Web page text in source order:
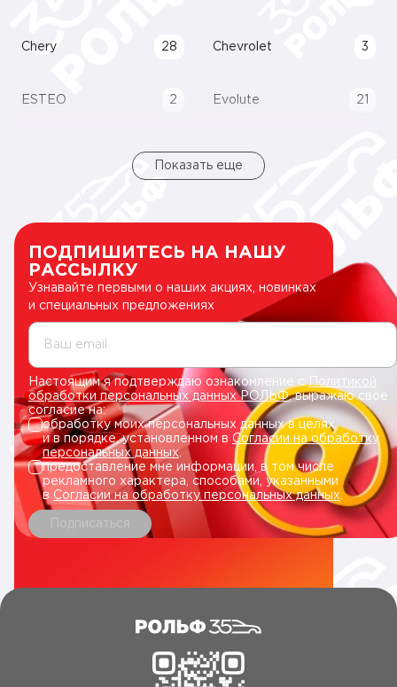
Chery 28 Chevrolet 3
ESTEO 2 Evolute 21
Показать еще
ПОДПИШИТЕСЬ НА НАШУ
РАССЫЛКУ
Узнавайте первыми о наших акциях, новинках
и специальных предложениях
Ваш email
Настоящим я подтверждаю ознакомление сПолитикой
обработки персональных данных РОЛЬФ, выражаю свое
согласие на:
обработку моих персональных данных в целях
и в порядке, установленном в Согласии на обработку
персональных данных.
предоставление мне информации, в том числе
рекламного характера, способами, указанными
в Согласии на обработку персональных данных
Подписаться